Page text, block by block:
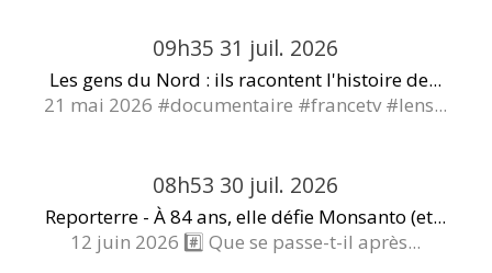
09h35 31 juil. 2026
Les gens du Nord : ils racontent l'histoire de...
21 mai 2026 #documentaire #francetv #lens...
08h53 30 juil. 2026
Reporterre - À 84 ans, elle défie Monsanto (et...
12 juin 2026 #️⃣ Que se passe-t-il après...